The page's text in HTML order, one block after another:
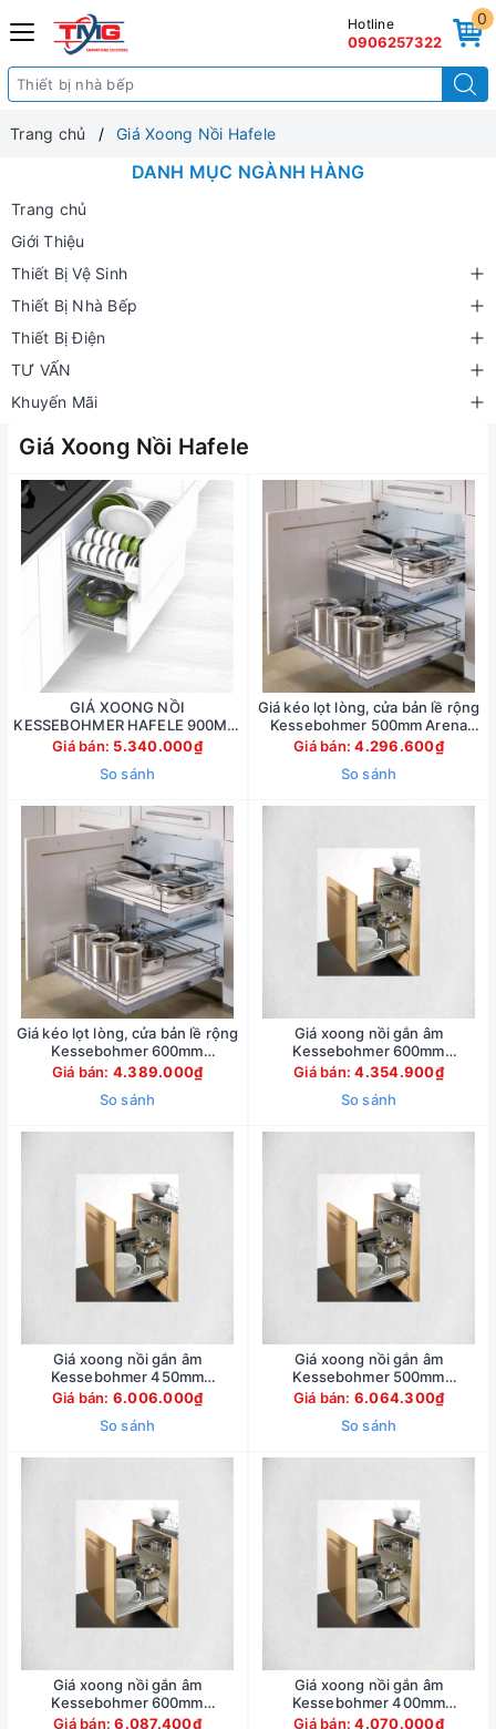
0
Hotline
0906257322
Trang chủ Giá Xoong Nồi Hafele
DANH MỤC NGÀNH HÀNG
Trang chủ
Giới Thiệu
Thiết Bị Vệ Sinh
Thiết Bị Nhà Bếp
Thiết Bị Điện
TƯ VẤN
Khuyến Mãi
Giá Xoong Nồi Hafele
GIÁ XOONG NỒI
KESSEBOHMER HAFELE 900MM
545.14.959
Giá bán: 5.340.000₫
So sánh
Giá kéo lọt lòng, cửa bản lề rộng
Kessebohmer 500mm Arena
style 540.26.665
Giá bán:4.296.600₫
So sánh
Giá kéo lọt lòng, cửa bản lề rộng
Kessebohmer 600mm
540.26.667
Giá bán: 4.389.000₫
So sánh
Giá xoong nồi gắn âm
Kessebohmer 600mm
540.25.297
Giá bán:4.354.900₫
So sánh
Giá xoong nồi gắn âm
Kessebohmer 450mm
540.24.504
Giá bán: 6.006.000₫
So sánh
Giá xoong nồi gắn âm
Kessebohmer 500mm
540.24.505
Giá bán: 6.064.300₫
So sánh
Giá xoong nồi gắn âm
Kessebohmer 600mm
540.24.507
Giá bán:6.087.400₫
Giá xoong nồi gắn âm
Kessebohmer 400mm
540.26.653
Giá bán:4.070.000₫